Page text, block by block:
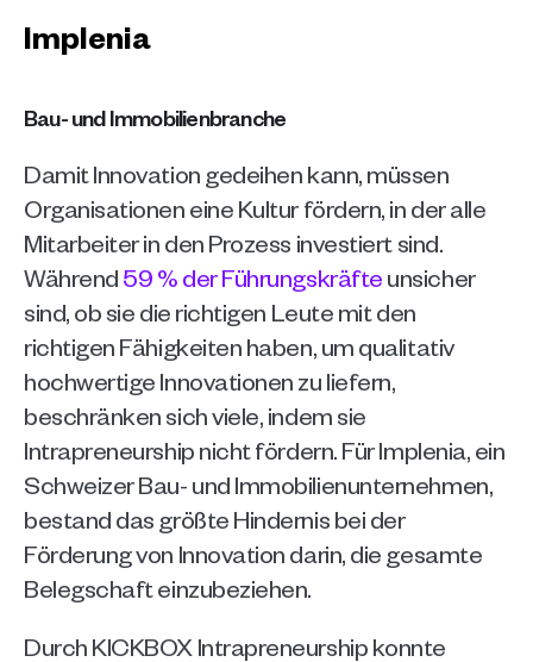
Implenia
Bau- und Immobilienbranche
Damit Innovation gedeihen kann, müssen
Organisationen eine Kultur fördern, in der alle
Mitarbeiter in den Prozess investiert sind.
Während 59 % der Führungskräfte unsicher
sind, ob sie die richtigen Leute mit den
richtigen Fähigkeiten haben, um qualitativ
hochwertige Innovationen zu liefern,
beschränken sich viele, indem sie
Intrapreneurship nicht fördern. Für Implenia, ein
Schweizer Bau- und Immobilienunternehmen,
bestand das größte Hindernis bei der
Förderung von Innovation darin, die gesamte
Belegschaft einzubeziehen.